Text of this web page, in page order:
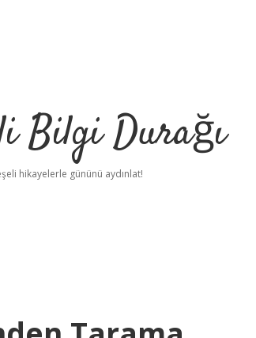
Bilgi Durağı
hikayelerle gününü aydınlat!